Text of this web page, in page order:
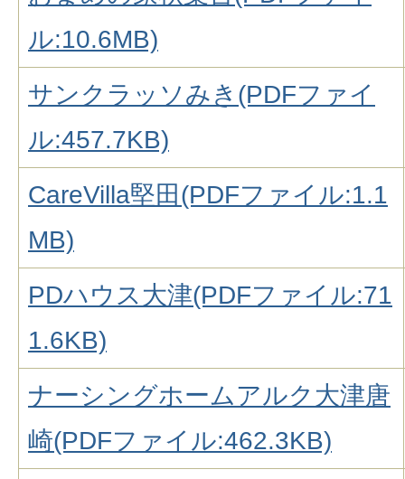
ル:10.6MB)
サンクラッソみき(PDFファイ
ル:457.7KB)
CareVilla堅田(PDFファイル:1.1
MB)
PDハウス大津(PDFファイル:71
1.6KB)
ナーシングホームアルク大津唐
崎(PDFファイル:462.3KB)